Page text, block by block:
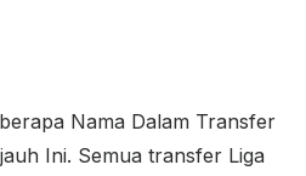
Nama Dalam Transfer
Ini. Semua transfer Liga